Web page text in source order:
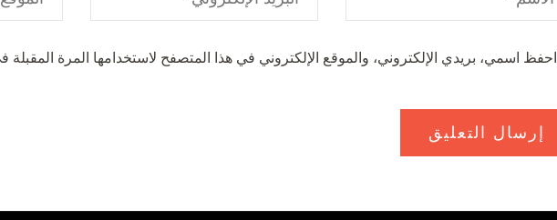
احفظ اسمي، بريدي الإلكتروني، والموقع الإلكتروني في هذا المتصفح لاستخدامها المرة المقبلة